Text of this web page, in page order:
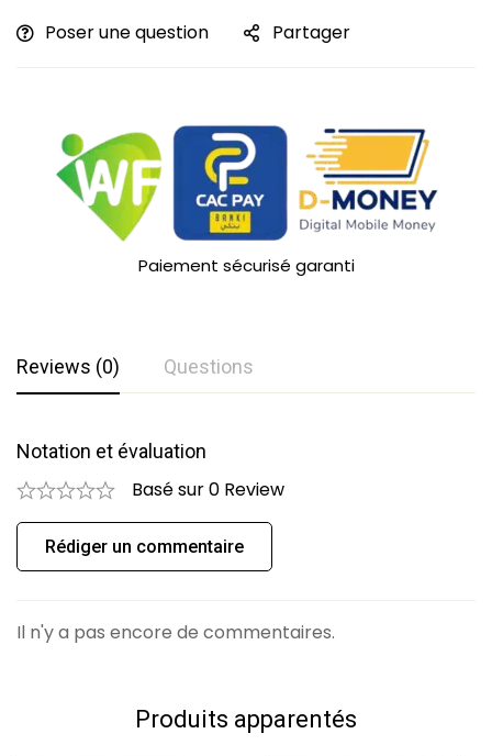
Poser une question Partager
Paiement sécurisé garanti
Reviews (0) Questions
Notation et évaluation
Basé sur 0 Review
Rédiger un commentaire
Il n'y a pas encore de commentaires.
Questions et réponses
0Question
Produits apparentés